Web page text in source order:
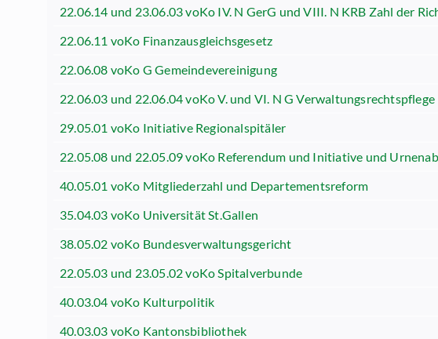
22.06.14 und 23.06.03 voKo IV. N GerG und VIII. N KRB Zahl der
22.06.11 voKo Finanzausgleichsgesetz
22.06.08 voKo G Gemeindevereinigung
22.06.03 und 22.06.04 voKo V. und VI. N G Verwaltungsrechtspflege
29.05.01 voKo Initiative Regionalspitäler
22.05.08 und 22.05.09 voKo Referendum und Initiative und
40.05.01 voKo Mitgliederzahl und Departementsreform
35.04.03 voKo Universität St.Gallen
38.05.02 voKo Bundesverwaltungsgericht
22.05.03 und 23.05.02 voKo Spitalverbunde
40.03.04 voKo Kulturpolitik
40.03.03 voKo Kantonsbibliothek